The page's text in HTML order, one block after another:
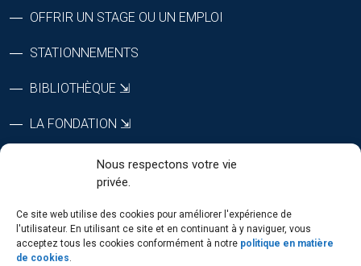
Nous respectons votre vie
privée.
Ce site web utilise des cookies pour améliorer l'expérience de
l'utilisateur. En utilisant ce site et en continuant à y naviguer, vous
acceptez tous les cookies conformément à notre politique en matière
de cookies.
OFFRIR UN STAGE OU UN EMPLOI
STATIONNEMENTS
BIBLIOTHÈQUE ⇲
LA FONDATION ⇲